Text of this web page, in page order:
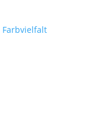
Farbvielfalt